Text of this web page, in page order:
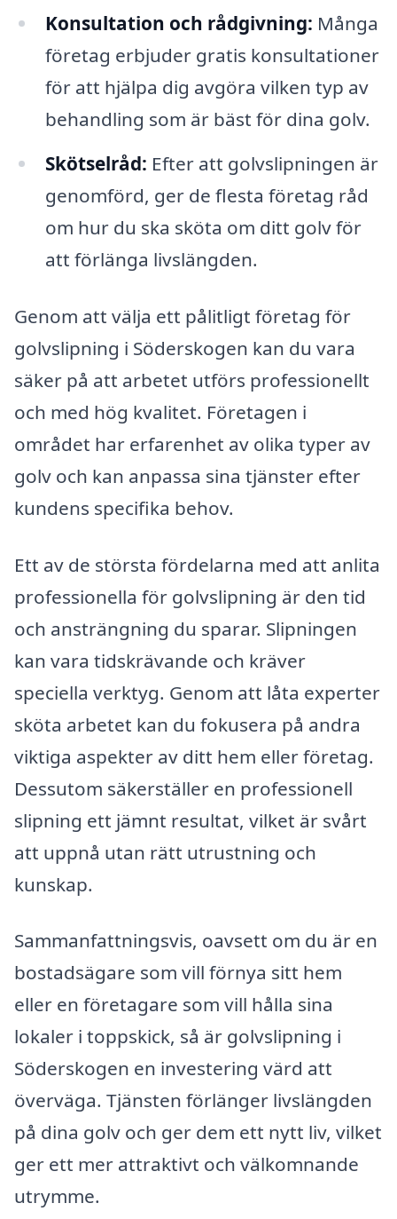
Konsultation och rådgivning: Många
företag erbjuder gratis konsultationer
för att hjälpa dig avgöra vilken typ av
behandling som är bäst för dina golv.
Skötselråd: Efter att golvslipningen är
genomförd, ger de flesta företag råd
om hur du ska sköta om ditt golv för
att förlänga livslängden.
Genom att välja ett pålitligt företag för
golvslipning i Söderskogen kan du vara
säker på att arbetet utförs professionellt
och med hög kvalitet. Företagen i
området har erfarenhet av olika typer av
golv och kan anpassa sina tjänster efter
kundens specifika behov.
Ett av de största fördelarna med att anlita
professionella för golvslipning är den tid
och ansträngning du sparar. Slipningen
kan vara tidskrävande och kräver
speciella verktyg. Genom att låta experter
sköta arbetet kan du fokusera på andra
viktiga aspekter av ditt hem eller företag.
Dessutom säkerställer en professionell
slipning ett jämnt resultat, vilket är svårt
att uppnå utan rätt utrustning och
kunskap.
Sammanfattningsvis, oavsett om du är en
bostadsägare som vill förnya sitt hem
eller en företagare som vill hålla sina
lokaler i toppskick, så är golvslipning i
Söderskogen en investering värd att
överväga. Tjänsten förlänger livslängden
på dina golv och ger dem ett nytt liv, vilket
ger ett mer attraktivt och välkomnande
utrymme.